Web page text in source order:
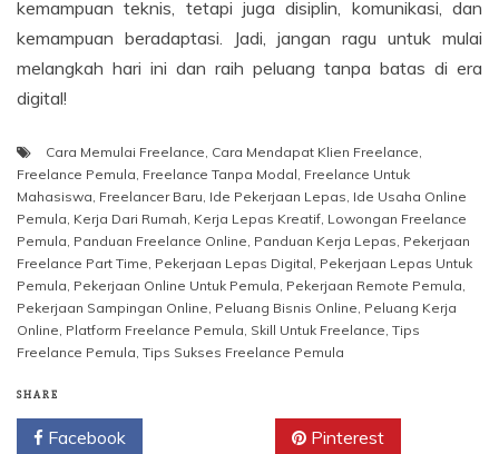
kemampuan teknis, tetapi juga disiplin, komunikasi, dan
kemampuan beradaptasi. Jadi, jangan ragu untuk mulai
melangkah hari ini dan raih peluang tanpa batas di era
digital!
Cara Memulai Freelance Cara Mendapat Klien Freelance
Freelance Pemula Freelance Tanpa Modal Freelance Untuk
Mahasiswa Freelancer Baru Ide Pekerjaan Lepas Ide Usaha Online
Pemula Kerja Dari Rumah Kerja Lepas Kreatif Lowongan Freelance
Pemula Panduan Freelance Online Panduan Kerja Lepas Pekerjaan
Freelance Part Time Pekerjaan Lepas Digital Pekerjaan Lepas Untuk
Pemula Pekerjaan Online Untuk Pemula Pekerjaan Remote Pemula
Pekerjaan Sampingan Online Peluang Bisnis Online Peluang Kerja
Online Platform Freelance Pemula Skill Untuk Freelance Tips
Freelance Pemula Tips Sukses Freelance Pemula
SHARE
Facebook Pinterest